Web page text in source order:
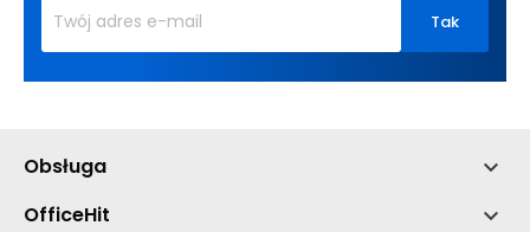
Obsługa 
OfficeHit 